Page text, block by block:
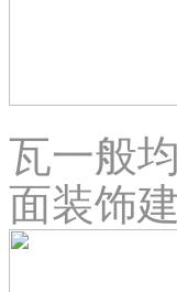
瓦一般
面装饰